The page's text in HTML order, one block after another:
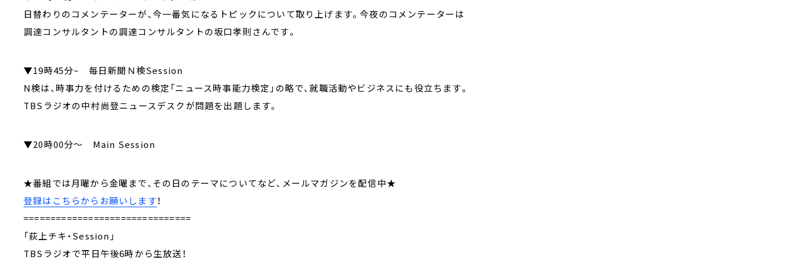
日替わりのコメンテーターが、今一番気になるトピックについて取り上げます。今夜のコメンテーターは
調達コンサルタントの調達コンサルタントの坂口孝則さんです。
▼19時45分~ 毎日新聞Ｎ検Session
N検は、時事力を付けるための検定「ニュース時事能力検定」の略で、就職活動やビジネスにも役立ちます。
TBSラジオの中村尚登ニュースデスクが問題を出題します。
▼20時00分～ Main Session
★番組では月曜から金曜まで、その日のテーマについてなど、メールマガジンを配信中★
登録はこちらからお願いします！
===============================
「荻上チキ・Session」
TBSラジオで平日午後6時から生放送！